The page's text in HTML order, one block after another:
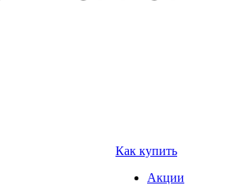
Как купить
Акции